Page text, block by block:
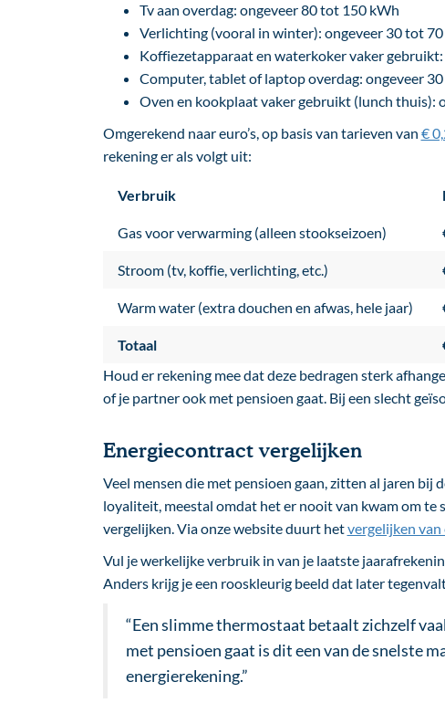
Tv aan overdag: ongeveer 80 tot 150 kWh
Verlichting (vooral in winter): ongeveer 30 tot
Koffiezetapparaat en waterkoker vaker
Computer, tablet of laptop overdag: ongeveer
Oven en kookplaat vaker gebruikt (lunch thuis):
Omgerekend naar euro’s, op basis van tarieven van €
rekening er als volgt uit:
Verbruik
Gas voor verwarming (alleen stookseizoen)
Stroom (tv, koffie, verlichting, etc.)
Warm water (extra douchen en afwas, hele jaar)
Totaal
Houd er rekening mee dat deze bedragen sterk
of je partner ook met pensioen gaat. Bij een slecht
Energiecontract vergelijken
Veel mensen die met pensioen gaan, zitten al jaren bij
loyaliteit, meestal omdat het er nooit van kwam om
vergelijken. Via onze website duurt hetvergelijken
Vul je werkelijke verbruik in van je laatste
Anders krijg je een rooskleurig beeld dat later
“Een slimme thermostaat betaalt zichzelf
met pensioen gaat is dit een van de snelste
energierekening.”